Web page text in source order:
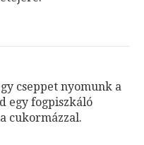
cseppet nyomunk a
egy fogpiszkáló
cukormázzal.